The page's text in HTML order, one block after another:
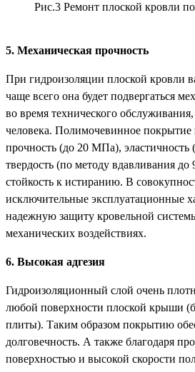
Рис.3 Ремонт плоской кровли
5. Механическая прочность
При гидроизоляции плоской кровли
чаще всего она будет подвергаться
во время технического
человека. Полимочевинное
прочность (до 20 МПа),
твердость (по методу вдавливания
стойкость к истиранию. В
исключительные эксплуатационные
надежную защиту кровельной
механических воздействиях.
6. Высокая адгезия
Гидроизоляционный слой очень
любой поверхности плоской крыши
плиты). Таким образом покрытию
долговечность. А также благодаря
поверхностью и высокой скорости